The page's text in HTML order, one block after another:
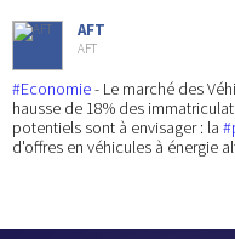
AFT
AFT
#Economie- Le marché des
hausse de 18% des
potentiels sont à envisager : la
d'offres en véhicules à énergie